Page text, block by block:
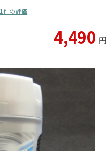
件の評価
4,490 円